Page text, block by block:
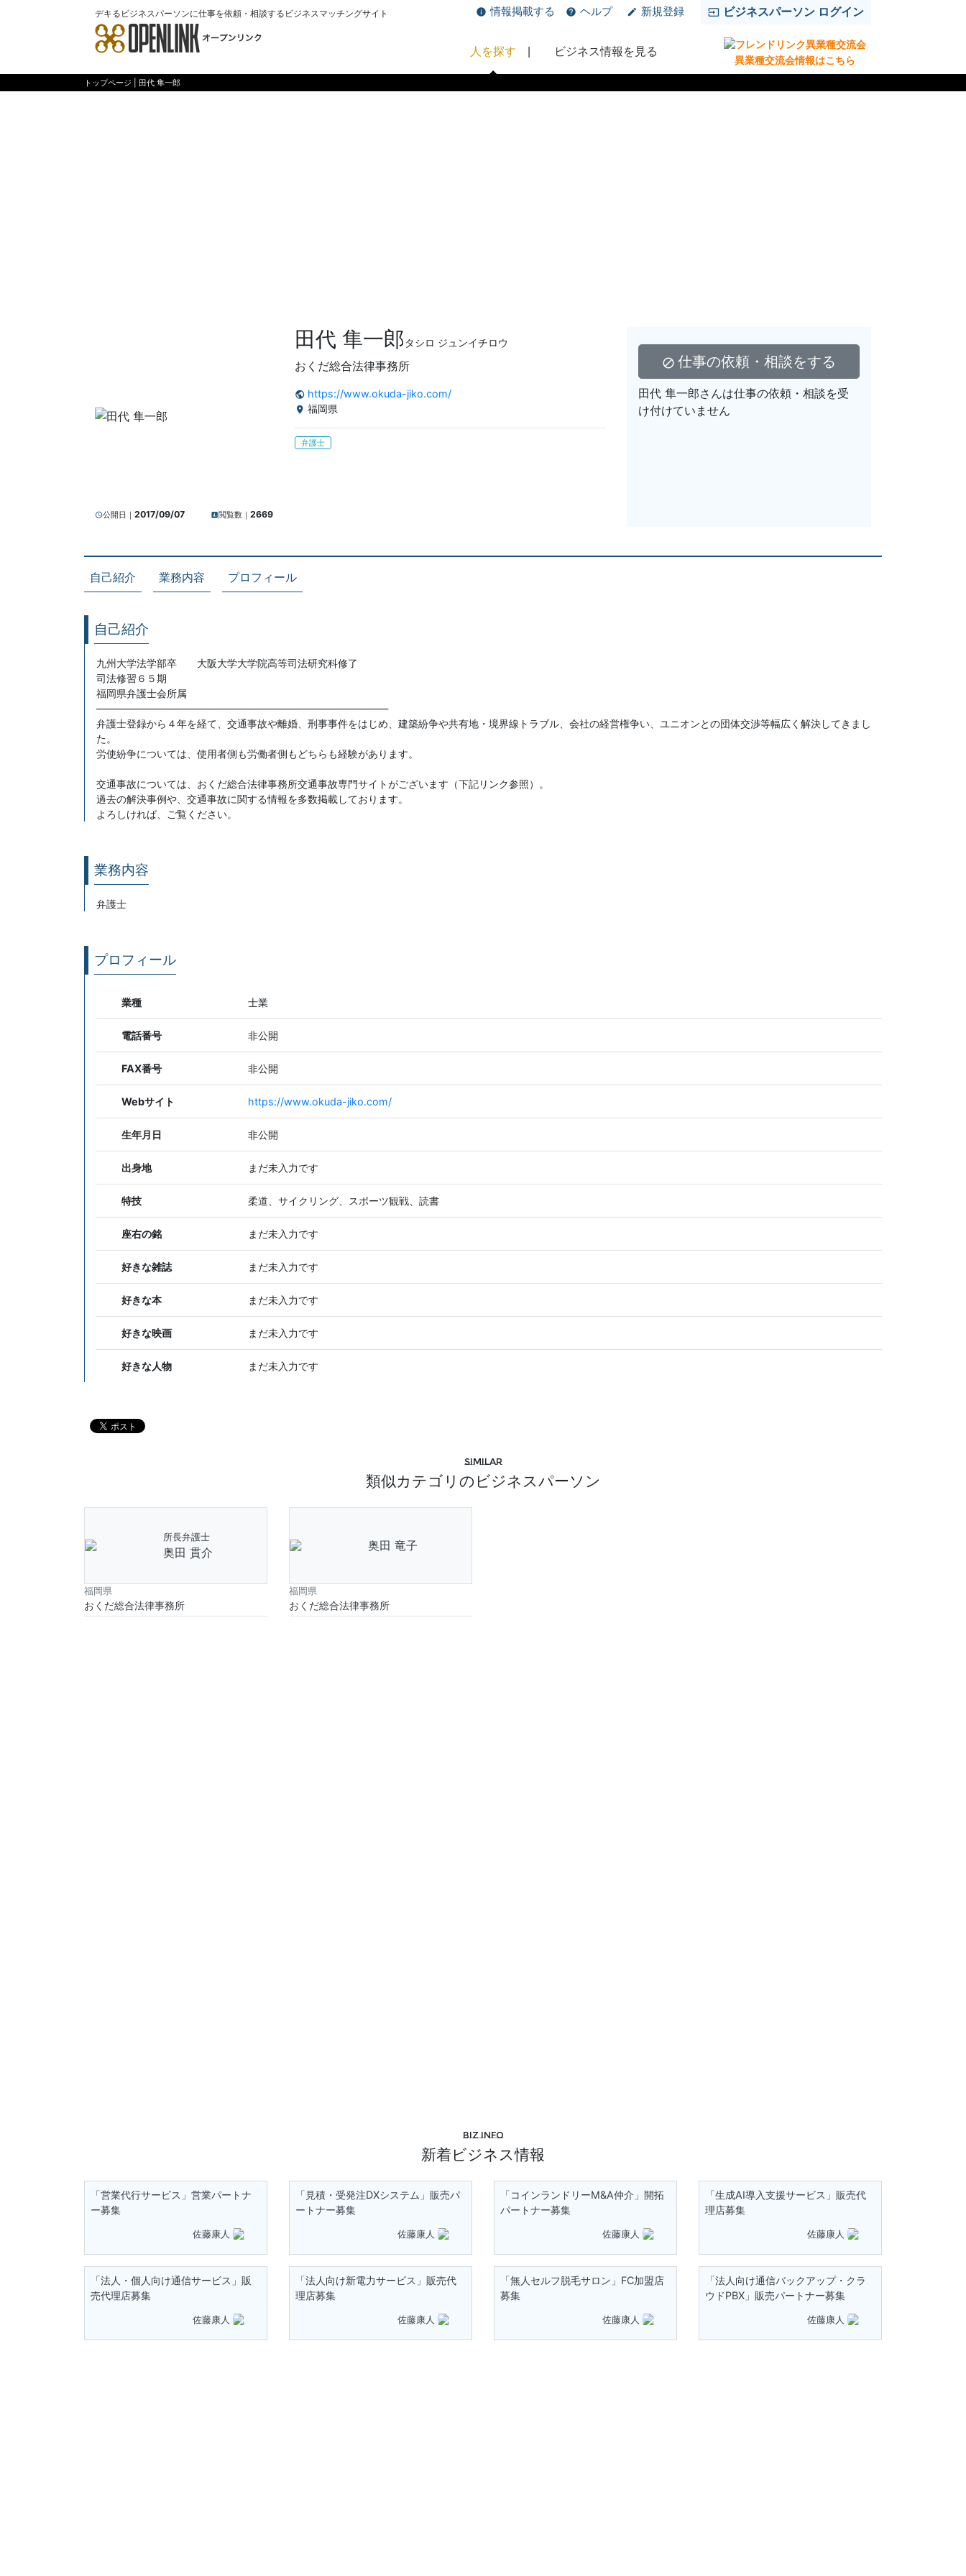
デキるビジネスパーソンに仕事を依頼・相談するビジネスマッチングサイト
人を探す ビジネス情報を見る
異業種交流会情報はこちら
情報掲載する ヘルプ 新規登録 ビジネスパーソン ログイン
トップページ | 田代 隼一郎
query_builder公開日｜ 2017/09/07 insert_chart閲覧数｜ 2669
田代 隼一郎 タシロ ジュンイチロウ
おくだ総合法律事務所
public https://www.okuda-jiko.com/
location_on 福岡県
弁護士
block 仕事の依頼・相談をする
田代 隼一郎さんは仕事の依頼・相談を受
け付けていません
自己紹介 業務内容 プロフィール
自己紹介
九州大学法学部卒 大阪大学大学院高等司法研究科修了
司法修習６５期
福岡県弁護士会所属
―――――――――――――――――――――――――――――
弁護士登録から４年を経て、交通事故や離婚、刑事事件をはじめ、建築紛争や共有地・境界線トラブル、会社の経営権争い、ユニオンとの団体交渉等幅広く解決してきまし
た。
労使紛争については、使用者側も労働者側もどちらも経験があります。
交通事故については、おくだ総合法律事務所交通事故専門サイトがございます（下記リンク参照）。
過去の解決事例や、交通事故に関する情報を多数掲載しております。
よろしければ、ご覧ください。
業務内容
弁護士
プロフィール
業種 士業
電話番号 非公開
FAX番号 非公開
Webサイト https://www.okuda-jiko.com/
生年月日 非公開
出身地 まだ未入力です
特技 柔道、サイクリング、スポーツ観戦、読書
座右の銘 まだ未入力です
好きな雑誌 まだ未入力です
好きな本 まだ未入力です
好きな映画 まだ未入力です
好きな人物 まだ未入力です
Similar
類似カテゴリのビジネスパーソン
所長弁護士
奥田 貫介
福岡県
おくだ総合法律事務所
奥田 竜子
福岡県
おくだ総合法律事務所
Biz info
新着ビジネス情報
「営業代行サービス」営業パートナ
ー募集
佐藤康人
「見積・受発注DXシステム」販売パ
ートナー募集
佐藤康人
「コインランドリーM&A仲介」開拓
パートナー募集
佐藤康人
「生成AI導入支援サービス」販売代
理店募集
佐藤康人
「法人・個人向け通信サービス」販
売代理店募集
佐藤康人
「法人向け新電力サービス」販売代
理店募集
佐藤康人
「無人セルフ脱毛サロン」FC加盟店
募集
佐藤康人
「法人向け通信バックアップ・クラ
ウドPBX」販売パートナー募集
佐藤康人